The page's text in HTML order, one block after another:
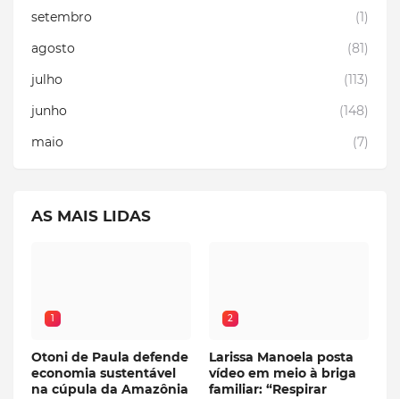
setembro
(1)
agosto
(81)
julho
(113)
junho
(148)
maio
(7)
AS MAIS LIDAS
1
Otoni de Paula defende
economia sustentável
na cúpula da Amazônia
2
Larissa Manoela posta
vídeo em meio à briga
familiar: “Respirar